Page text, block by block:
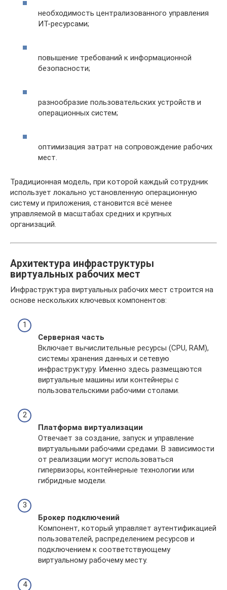
необходимость централизованного управления
ИТ-ресурсами;
повышение требований к информационной
безопасности;
разнообразие пользовательских устройств и
операционных систем;
оптимизация затрат на сопровождение рабочих
мест.
Традиционная модель, при которой каждый сотрудник
использует локально установленную операционную
систему и приложения, становится всё менее
управляемой в масштабах средних и крупных
организаций.
Архитектура инфраструктуры
виртуальных рабочих мест
Инфраструктура виртуальных рабочих мест строится на
основе нескольких ключевых компонентов:
Серверная часть
Включает вычислительные ресурсы (CPU, RAM),
системы хранения данных и сетевую
инфраструктуру. Именно здесь размещаются
виртуальные машины или контейнеры с
пользовательскими рабочими столами.
Платформа виртуализации
Отвечает за создание, запуск и управление
виртуальными рабочими средами. В зависимости
от реализации могут использоваться
гипервизоры, контейнерные технологии или
гибридные модели.
Брокер подключений
Компонент, который управляет аутентификацией
пользователей, распределением ресурсов и
подключением к соответствующему
виртуальному рабочему месту.